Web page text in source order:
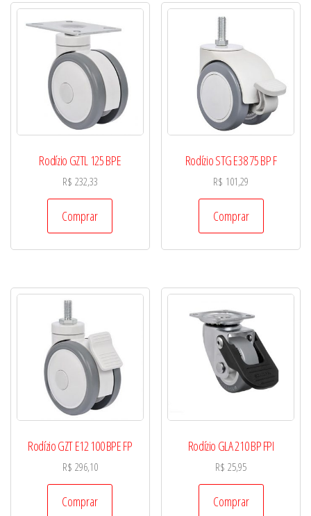
Rodízio GZTL 125 BPE
R$ 232,33
Comprar
Rodízio STG E38 75 BP F
R$ 101,29
Comprar
Rodízio GZT E12 100 BPE FP
R$ 296,10
Comprar
Rodízio GLA 210 BP FPI
R$ 25,95
Comprar